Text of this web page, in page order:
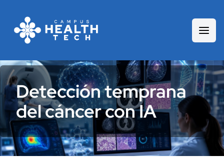
Detección temprana
del cáncer con IA